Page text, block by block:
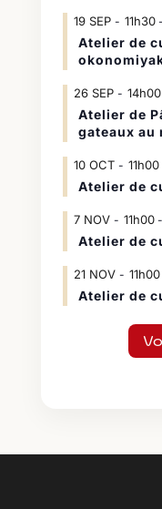
19 SEP 11h30-
Atelier de
26 SEP 14h00
Atelier de
gateaux au
10 OCT 11h00
Atelier de
7 NOV 11h00-
Atelier de
21 NOV 11h00
Atelier de